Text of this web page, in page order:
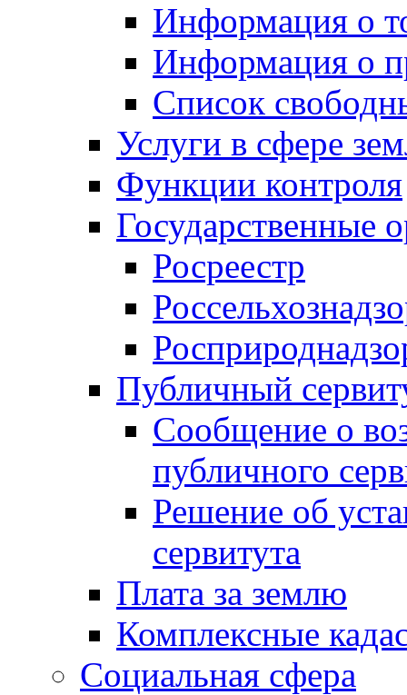
Информация о
Информация о
Список
Услуги в сфере
Функции контроля
Государственные
Росреестр
Публичный
Сообщение о
публичного
Решение об
сервитута
Плата за землю
Комплексные
Социальная сфера